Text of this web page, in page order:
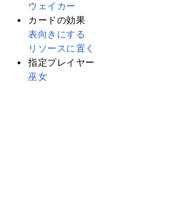
ウェイカー
カードの効果
表向きにする
リソースに置く
指定プレイヤー
巫女